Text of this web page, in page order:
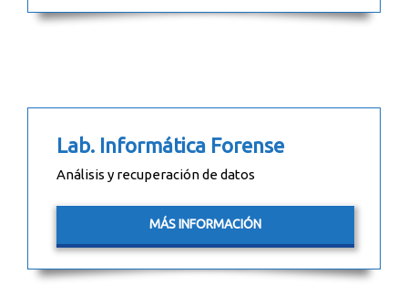
Lab. Informática Forense
Análisis y recuperación de datos
MÁS INFORMACIÓN